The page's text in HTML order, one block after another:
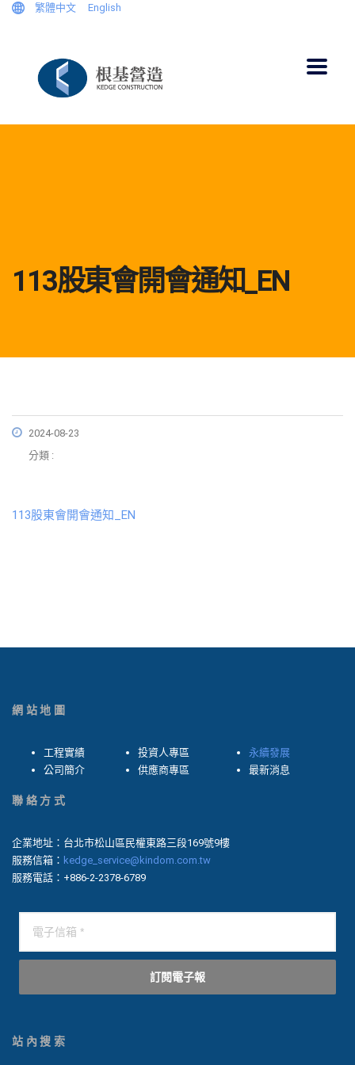
繁體中文 English
113股東會開會通知_EN
2024-08-23
分類 :
113股東會開會通知_EN
網站地圖
工程實績
公司簡介
投資人專區
供應商專區
永續發展
最新消息
聯絡方式
企業地址：台北市松山區民權東路三段169號9樓
服務信箱： kedge_service@kindom.com.tw
服務電話：+886-2-2378-6789
訂閱電子報
站內搜索